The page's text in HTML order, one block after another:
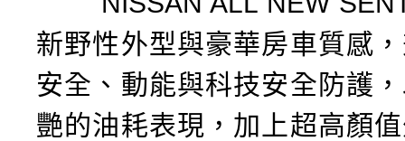
新野性外型與豪華房車質感
安全、動能與科技安全防護
艷的油耗表現，加上超高顏